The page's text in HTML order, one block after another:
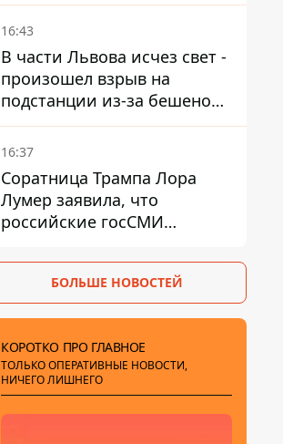
16:43
В части Львова исчез свет -
произошел взрыв на
подстанции из-за бешеной
жары
16:37
Соратница Трампа Лора
Лумер заявила, что
российские госСМИ
пропагандистскую
кампаниюБОЛЬШЕ НОВОСТЕЙ
КОРОТКО ПРО ГЛАВНОЕ
ТОЛЬКО ОПЕРАТИВНЫЕ НОВОСТИ,
НИЧЕГО ЛИШНЕГО